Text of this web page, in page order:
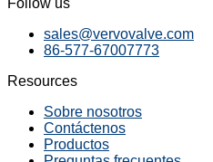
sales@vervovalve.com
86-577-67007773
Resources
Sobre nosotros
Contáctenos
Productos